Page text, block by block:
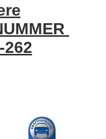
262